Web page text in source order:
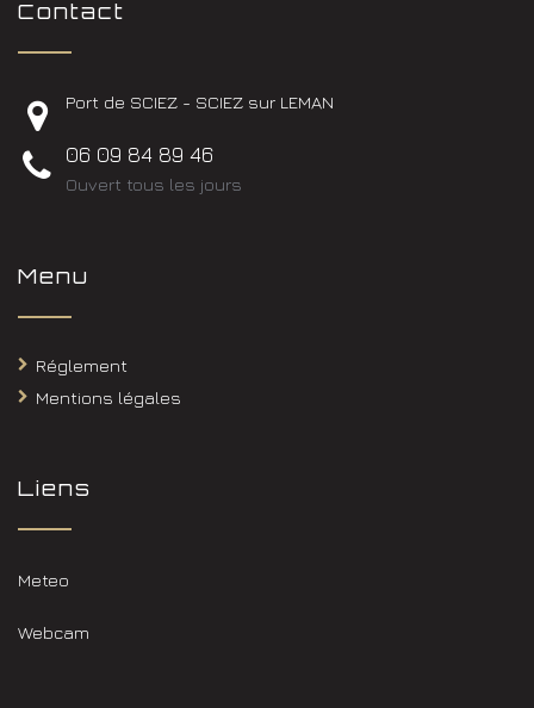
Contact
Port de SCIEZ - SCIEZ sur LEMAN
06 09 84 89 46
Ouvert tous les jours
Menu
Réglement
Mentions légales
Liens
Meteo
Webcam